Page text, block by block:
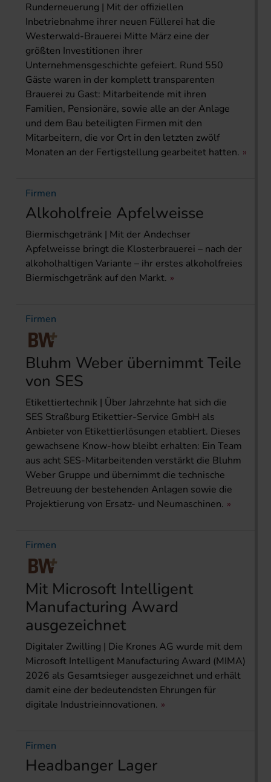
Runderneuerung | Mit der offiziellen
Inbetriebnahme ihrer neuen Füllerei hat die
Westerwald-Brauerei Mitte März eine der
größten Investitionen ihrer
Unternehmensgeschichte gefeiert. Rund 550
Gäste waren in der komplett transparenten
Brauerei zu Gast: Mitarbeitende mit ihren
Familien, Pensionäre, sowie alle an der Anlage
und dem Bau beteiligten Firmen mit den
Mitarbeitern, die vor Ort in den letzten zwölf
Monaten an der Fertigstellung gearbeitet hatten.
Firmen
Alkoholfreie Apfelweisse
Biermischgetränk | Mit der Andechser
Apfelweisse bringt die Klosterbrauerei – nach der
alkoholhaltigen Variante – ihr erstes alkoholfreies
Biermischgetränk auf den Markt.
Firmen
Bluhm Weber übernimmt Teile
von SES
Etikettiertechnik | Über Jahrzehnte hat sich die
SES Straßburg Etikettier-Service GmbH als
Anbieter von Etikettierlösungen etabliert. Dieses
gewachsene Know-how bleibt erhalten: Ein Team
aus acht SES-Mitarbeitenden verstärkt die Bluhm
Weber Gruppe und übernimmt die technische
Betreuung der bestehenden Anlagen sowie die
Projektierung von Ersatz- und Neumaschinen.
Firmen
Mit Microsoft Intelligent
Manufacturing Award
ausgezeichnet
Digitaler Zwilling | Die Krones AG wurde mit dem
Microsoft Intelligent Manufacturing Award (MIMA)
2026 als Gesamtsieger ausgezeichnet und erhält
damit eine der bedeutendsten Ehrungen für
digitale Industrieinnovationen.
Firmen
Headbanger Lager